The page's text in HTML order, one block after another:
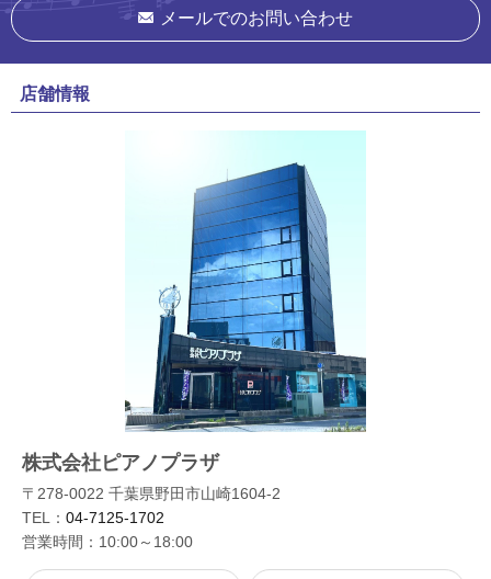
メールでのお問い合わせ
店舗情報
株式会社ピアノプラザ
〒278-0022 千葉県野田市山崎1604-2
TEL： 04-7125-1702
営業時間：10:00～18:00